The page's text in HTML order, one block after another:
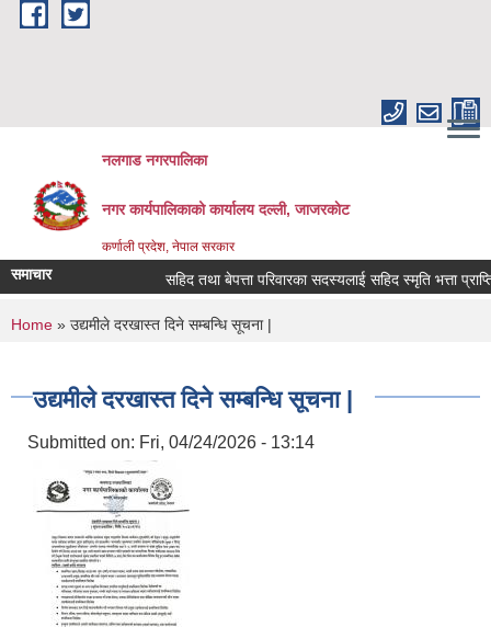
Skip to main content
नलगाड नगरपालिका
नगर कार्यपालिकाको कार्यालय दल्ली, जाजरकाेट
कर्णाली प्रदेश, नेपाल सरकार
समाचार सहिद तथा बेपत्ता परिवारका सदस्यलाई सहिद स्मृति भत्ता
You are here
Home » उद्यमीले दरखास्त दिने सम्बन्धि सूचना |
उद्यमीले दरखास्त दिने सम्बन्धि सूचना |
Submitted on: Fri, 04/24/2026 - 13:14